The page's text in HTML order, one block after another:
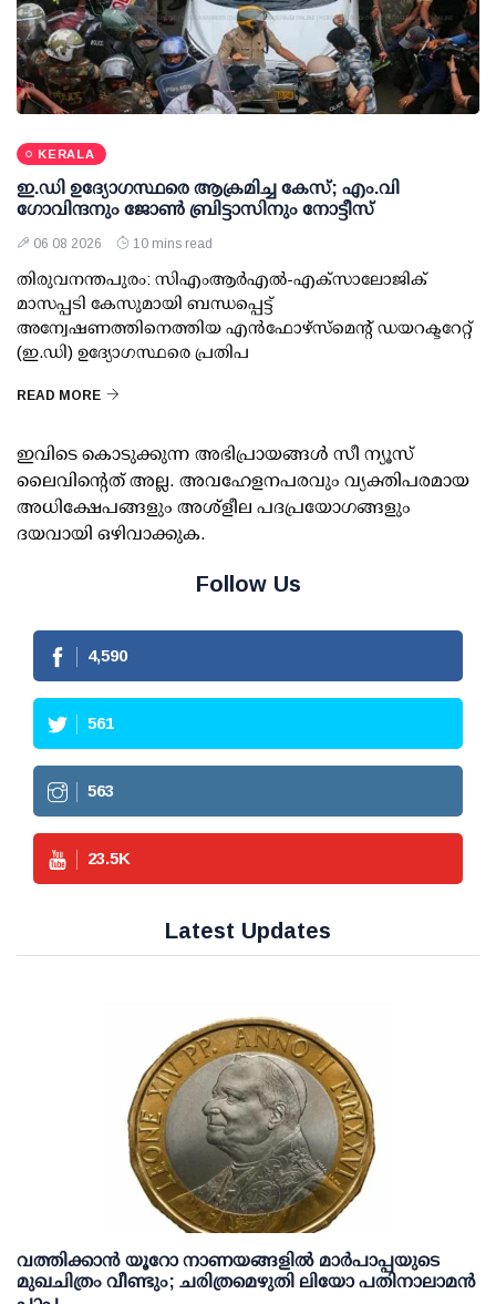
KERALA
ഇ.ഡി ഉദ്യോഗസ്ഥരെ ആക്രമിച്ച കേസ്; എം.വി
ഗോവിന്ദനും ജോണ്‍ ബ്രിട്ടാസിനും നോട്ടീസ്
06 08 2026 10 mins read
തിരുവനന്തപുരം: സിഎംആര്‍എല്‍-എക്‌സാലോജിക്
മാസപ്പടി കേസുമായി ബന്ധപ്പെട്ട്
അന്വേഷണത്തിനെത്തിയ എന്‍ഫോഴ്സ്മെന്റ് ഡയറക്ടറേറ്റ്
(ഇ.ഡി) ഉദ്യോഗസ്ഥരെ പ്രതിപ
READ MORE
ഇവിടെ കൊടുക്കുന്ന അഭിപ്രായങ്ങള്‍ സീ ന്യൂസ്
ലൈവിന്റെത് അല്ല. അവഹേളനപരവും വ്യക്തിപരമായ
അധിക്ഷേപങ്ങളും അശ്‌ളീല പദപ്രയോഗങ്ങളും
ദയവായി ഒഴിവാക്കുക.
Follow Us
4,990
610
612
25.5K
Latest Updates
വത്തിക്കാൻ യൂറോ നാണയങ്ങളിൽ മാർപാപ്പയുടെ
മുഖചിത്രം വീണ്ടും; ചരിത്രമെഴുതി ലിയോ പതിനാലാമൻ